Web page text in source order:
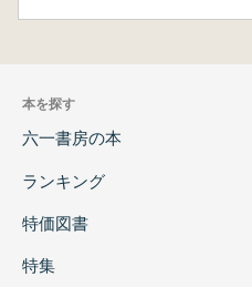
本を探す
六一書房の本
ランキング
特価図書
特集